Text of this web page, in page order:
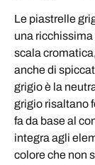
Le piastrelle
una
scala
anche di
grigio è la
grigio risaltano
fa da base al
integra agli
colore che non